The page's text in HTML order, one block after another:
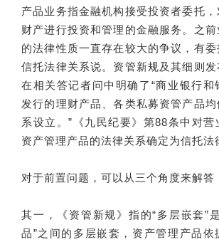
产品业务指金融机构接受投资者委托
财产进行投资和管理的金融服务。之
的法律性质一直存在较大的争议，有
信托法律关系说。资管新规及其细则
在相关答记者问中明确了“商业银行和
发行的理财产品、各类私募资管产品
系设立。”《九民纪要》第88条中对营
资产管理产品的法律关系确定为信托法
对于前置问题，可以从三个角度来解答
其一，《资管新规》指的“多层嵌套”
品”之间的多层嵌套，资产管理产品依